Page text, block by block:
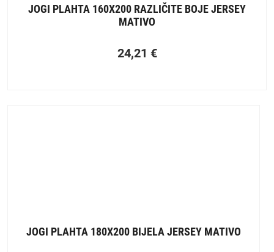
JOGI PLAHTA 160X200 RAZLIČITE BOJE JERSEY
MATIVO
24,21 €
JOGI PLAHTA 180X200 BIJELA JERSEY MATIVO